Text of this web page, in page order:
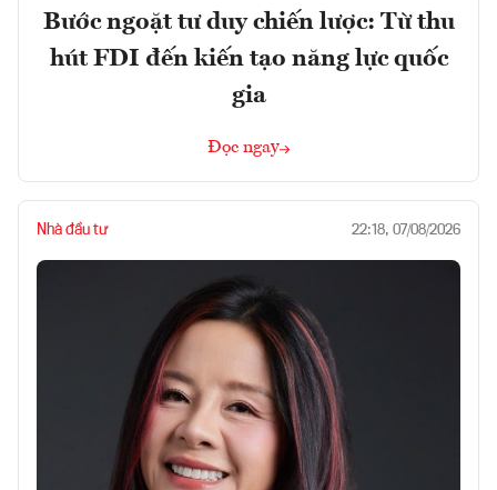
Bước ngoặt tư duy chiến lược: Từ thu
hút FDI đến kiến tạo năng lực quốc
gia
Đọc ngay
Nhà đầu tư 22:18, 07/08/2026